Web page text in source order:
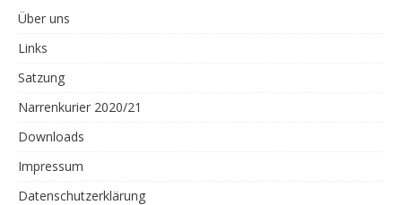
Über uns
Links
Satzung
Narrenkurier 2020/21
Downloads
Impressum
Datenschutzerklärung